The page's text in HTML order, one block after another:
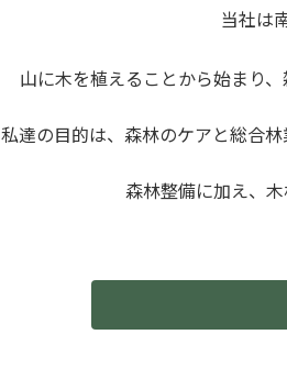
当社は
山に木を植えることから始まり
私達の目的は、森林のケアと総合
森林整備に加え、